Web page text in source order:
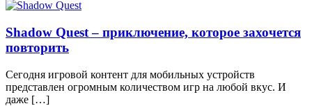
Shadow Quest – приключение, которое захочется
повторить
Сегодня игровой контент для мобильных устройств
представлен огромным количеством игр на любой вкус. И
даже […]